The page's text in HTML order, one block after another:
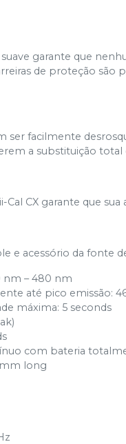
garante que
de proteção são
facilmente
a substituição total
CX garante que
e acessório da fonte
nm – 480 nm
até pico emissão:
máxima: 5 seconds
com bateria
long